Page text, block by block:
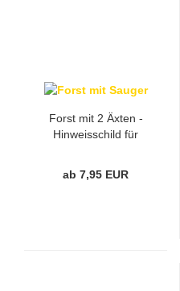
Forst mit 2 Äxten -
Hinweisschild für
ab 7,95 EUR